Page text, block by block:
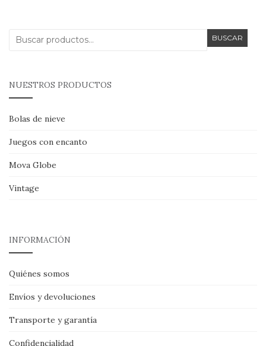
Buscar
BUSCAR
NUESTROS PRODUCTOS
Bolas de nieve
Juegos con encanto
Mova Globe
Vintage
INFORMACIÓN
Quiénes somos
Envíos y devoluciones
Transporte y garantía
Confidencialidad